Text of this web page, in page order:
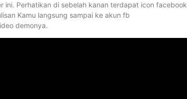
Perhatikan di sebelah kanan terdapat icon facebook
Kamu langsung sampai ke akun fb
demonya.